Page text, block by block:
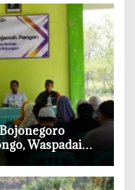
Waspadai